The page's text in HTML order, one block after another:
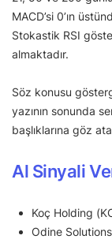
MACD’si 0’ın
Stokastik RSI
almaktadır.
Söz konusu
yazının sonunda
başlıklarına göz
Al Sinyali
Koç Holding
Odine